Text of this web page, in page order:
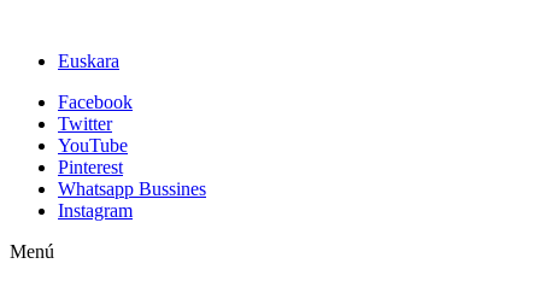
Euskara
Facebook
Twitter
YouTube
Pinterest
Whatsapp Bussines
Instagram
Menú